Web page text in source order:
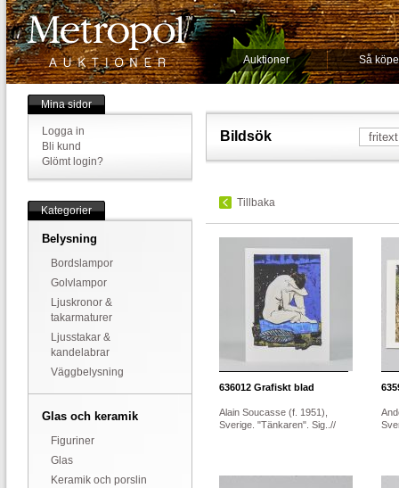
Auktioner Så
Mina sidor
Logga in
Bli kund
Glömt login?
Kategorier
Belysning
Bordslampor
Golvlampor
Ljuskronor &
takarmaturer
Ljusstakar &
kandelabrar
Väggbelysning
Glas och keramik
Figuriner
Glas
Keramik och porslin
Bildsök
Tillbaka
636012 Grafiskt blad
Alain Soucasse (f. 1951),
Sverige. "Tänkaren". Sig..//